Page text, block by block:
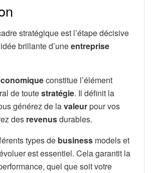
stratégique est l’étape décisive
brillante d’uneentreprise
constitue l’élément
de toutestratégie. Il définit la
générez de lavaleurpour vos
des revenusdurables.
types de business models et
est essentiel. Cela garantit la
quel que soit votre